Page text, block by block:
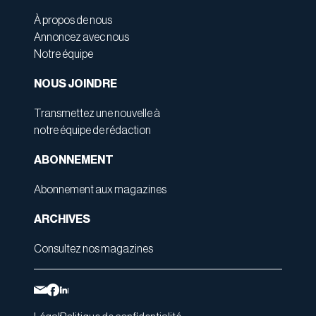
À propos de nous
Annoncez avec nous
Notre équipe
NOUS JOINDRE
Transmettez une nouvelle à
notre équipe de rédaction
ABONNEMENT
Abonnement aux magazines
ARCHIVES
Consultez nos magazines
LégalPolitique de confidentialité